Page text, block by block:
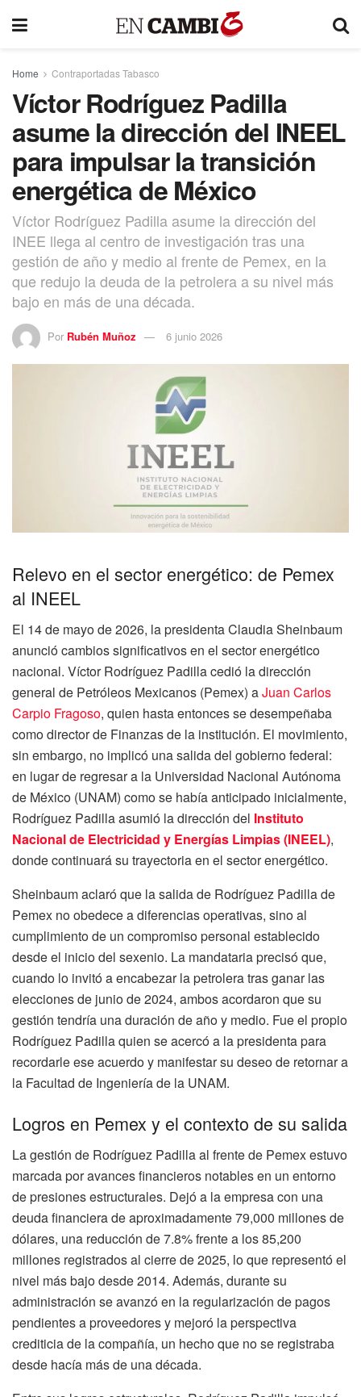
Home Contraportadas Tabasco
Víctor Rodríguez Padilla
asume la dirección del INEEL
para impulsar la transición
energética de México
Víctor Rodríguez Padilla asume la dirección del
INEE llega al centro de investigación tras una
gestión de año y medio al frente de Pemex, en la
que redujo la deuda de la petrolera a su nivel más
bajo en más de una década.
Por Rubén Muñoz 6 junio 2026
Relevo en el sector energético: de Pemex
al INEEL
El 14 de mayo de 2026, la presidenta Claudia Sheinbaum
anunció cambios significativos en el sector energético
nacional. Víctor Rodríguez Padilla cedió la dirección
general de Petróleos Mexicanos (Pemex) aJuan Carlos
Carpio Fragoso, quien hasta entonces se desempeñaba
como director de Finanzas de la institución. El movimiento,
sin embargo, no implicó una salida del gobierno federal:
en lugar de regresar a la Universidad Nacional Autónoma
de México (UNAM) como se había anticipado inicialmente,
Rodríguez Padilla asumió la dirección del Instituto
Nacional de Electricidad y Energías Limpias (INEEL),
donde continuará su trayectoria en el sector energético.
Sheinbaum aclaró que la salida de Rodríguez Padilla de
Pemex no obedece a diferencias operativas, sino al
cumplimiento de un compromiso personal establecido
desde el inicio del sexenio. La mandataria precisó que,
cuando lo invitó a encabezar la petrolera tras ganar las
elecciones de junio de 2024, ambos acordaron que su
gestión tendría una duración de año y medio. Fue el propio
Rodríguez Padilla quien se acercó a la presidenta para
recordarle ese acuerdo y manifestar su deseo de retornar a
la Facultad de Ingeniería de la UNAM.
Logros en Pemex y el contexto de su salida
La gestión de Rodríguez Padilla al frente de Pemex estuvo
marcada por avances financieros notables en un entorno
de presiones estructurales. Dejó a la empresa con una
deuda financiera de aproximadamente 79,000 millones de
dólares, una reducción de 7.8% frente a los 85,200
millones registrados al cierre de 2025, lo que representó el
nivel más bajo desde 2014. Además, durante su
administración se avanzó en la regularización de pagos
pendientes a proveedores y mejoró la perspectiva
crediticia de la compañía, un hecho que no se registraba
desde hacía más de una década.